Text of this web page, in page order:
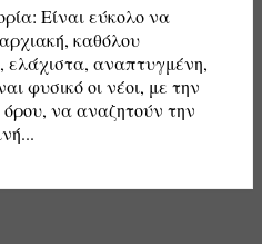
Είναι εύκολο να
καθόλου
ελάχιστα, αναπτυγμένη,
φυσικό οι νέοι, με την
όρου, να αναζητούν την